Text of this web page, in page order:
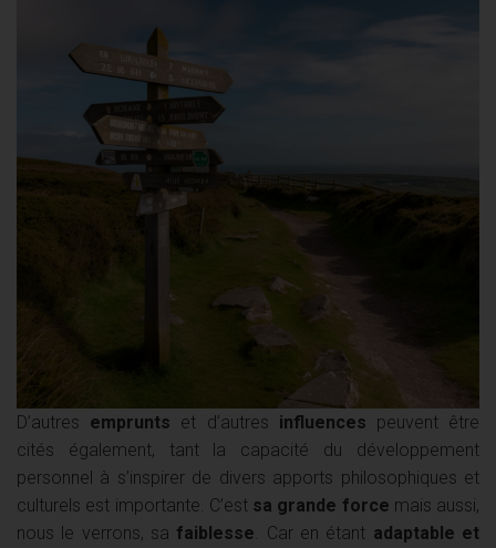
D’autres emprunts et d’autres influences peuvent être
cités également, tant la capacité du développement
personnel à s’inspirer de divers apports philosophiques et
culturels est importante. C’est sa grande force mais aussi,
nous le verrons, sa faiblesse . Car en étant adaptable et